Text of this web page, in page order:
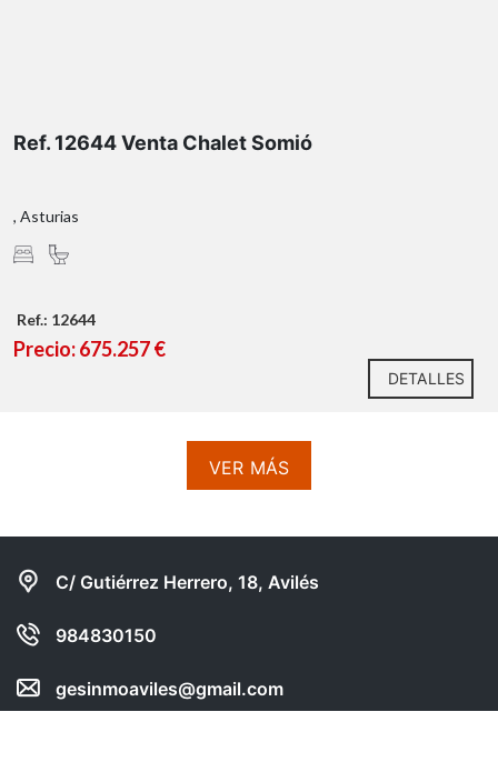
Ref. 12644 Venta Chalet Somió
, Asturias
Ref.: 12644
Precio: 675.257 €
DETALLES
VER MÁS
C/ Gutiérrez Herrero, 18, Avilés
984830150
gesinmoaviles@gmail.com